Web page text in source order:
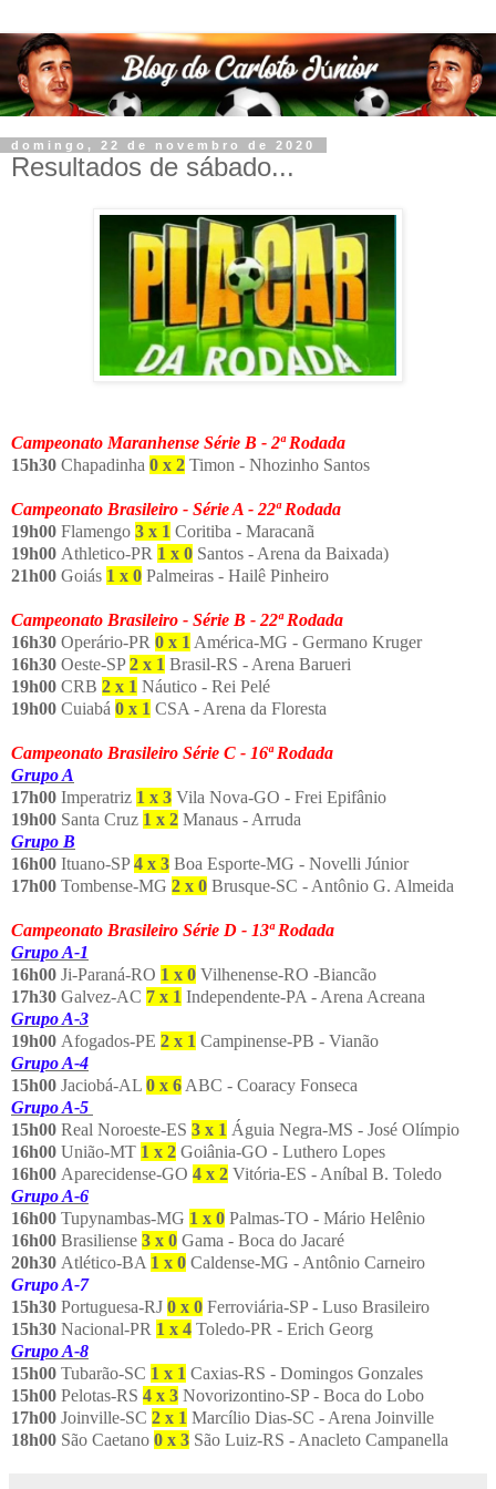
domingo, 22 de novembro de 2020
Resultados de sábado...
Campeonato Maranhense Série B - 2ª Rodada
15h30 Chapadinha 0 x 2 Timon - Nhozinho Santos
Campeonato Brasileiro - Série A - 22ª Rodada
19h00 Flamengo 3 x 1 Coritiba - Maracanã
19h00 Athletico-PR 1 x 0 Santos - Arena da Baixada)
21h00 Goiás 1 x 0 Palmeiras - Hailê Pinheiro
Campeonato Brasileiro - Série B - 22ª Rodada
16h30 Operário-PR 0 x 1 América-MG - Germano Kruger
16h30 Oeste-SP2 x 1 Brasil-RS - Arena Barueri
19h00 CRB 2 x 1 Náutico - Rei Pelé
19h00 Cuiabá 0 x 1 CSA - Arena da Floresta
Campeonato Brasileiro Série C - 16ª Rodada
Grupo A
17h00 Imperatriz 1 x 3 Vila Nova-GO - Frei Epifânio
19h00 Santa Cruz 1 x 2 Manaus - Arruda
Grupo B
16h00 Ituano-SP4 x 3 Boa Esporte-MG - Novelli Júnior
17h00 Tombense-MG 2 x 0 Brusque-SC - Antônio G. Almeida
Campeonato Brasileiro Série D - 13ª Rodada
Grupo A-1
16h00 Ji-Paraná-RO 1 x 0 Vilhenense-RO -Biancão
17h30 Galvez-AC 7 x 1 Independente-PA - Arena Acreana
Grupo A-3
19h00 Afogados-PE 2 x 1 Campinense-PB - Vianão
Grupo A-4
15h00 Jaciobá-AL 0 x 6ABC - Coaracy Fonseca
Grupo A-5
15h00 Real Noroeste-ES 3 x 1 Águia Negra-MS - José Olímpio
16h00 União-MT 1 x 2 Goiânia-GO - Luthero Lopes
16h00 Aparecidense-GO 4 x 2 Vitória-ES - Aníbal B. Toledo
Grupo A-6
16h00 Tupynambas-MG 1 x 0 Palmas-TO - Mário Helênio
16h00 Brasiliense 3 x 0 Gama - Boca do Jacaré
20h30 Atlético-BA 1 x 0 Caldense-MG - Antônio Carneiro
Grupo A-7
15h30 Portuguesa-RJ 0 x 0 Ferroviária-SP - Luso Brasileiro
15h30 Nacional-PR 1 x 4 Toledo-PR - Erich Georg
Grupo A-8
15h00 Tubarão-SC 1 x 1 Caxias-RS - Domingos Gonzales
15h00 Pelotas-RS 4 x 3 Novorizontino-SP - Boca do Lobo
17h00 Joinville-SC 2 x 1 Marcílio Dias-SC - Arena Joinville
18h00 São Caetano 0 x 3 São Luiz-RS - Anacleto Campanella